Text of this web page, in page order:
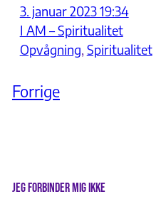
3. januar 2023 19:34
I AM – Spiritualitet
Opvågning, Spiritualitet
Forrige
Jeg forbinder mig ikke